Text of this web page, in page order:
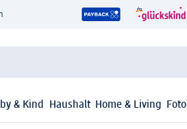
& Kind Haushalt Home & Living Foto